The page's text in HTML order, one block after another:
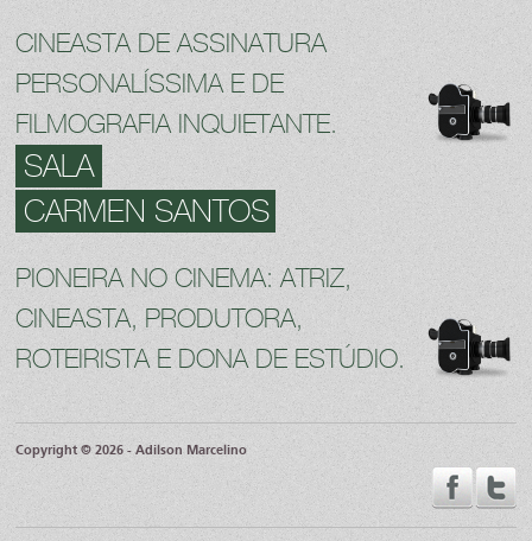
CINEASTA DE ASSINATURA
PERSONALÍSSIMA E DE
FILMOGRAFIA INQUIETANTE.
SALA
CARMEN SANTOS
PIONEIRA NO CINEMA: ATRIZ,
CINEASTA, PRODUTORA,
ROTEIRISTA E DONA DE ESTÚDIO.
Copyright © 2026 - Adilson Marcelino